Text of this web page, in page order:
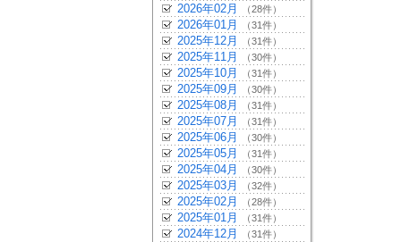
2026年02月 （28件）
2026年01月 （31件）
2025年12月 （31件）
2025年11月 （30件）
2025年10月 （31件）
2025年09月 （30件）
2025年08月 （31件）
2025年07月 （31件）
2025年06月 （30件）
2025年05月 （31件）
2025年04月 （30件）
2025年03月 （32件）
2025年02月 （28件）
2025年01月 （31件）
2024年12月 （31件）